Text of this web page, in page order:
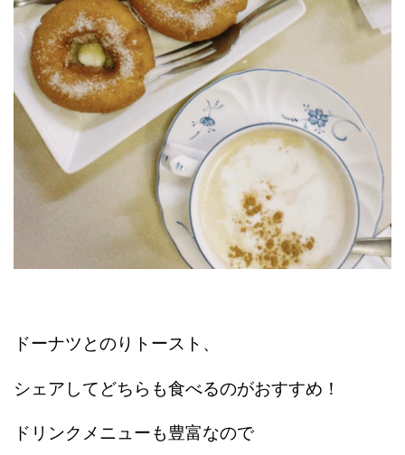
ドーナツとのりトースト、
シェアしてどちらも食べるのがおすすめ！
ドリンクメニューも豊富なので